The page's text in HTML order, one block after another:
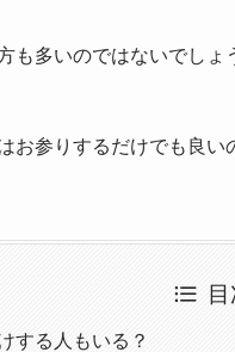
も多いのではないでしょ
お参りするだけでも良い
する人もいる？